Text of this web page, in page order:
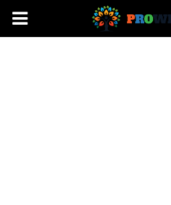
Prowital.pl